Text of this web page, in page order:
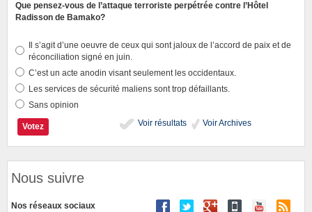
Que pensez-vous de l’attaque terroriste perpétrée contre l’Hôtel
Radisson de Bamako?
Il s’agit d’une oeuvre de ceux qui sont jaloux de l’accord de paix et de
réconciliation signé en juin.
C’est un acte anodin visant seulement les occidentaux.
Les services de sécurité maliens sont trop défaillants.
Sans opinion
Voir résultats
Voir Archives
Nous suivre
Nos réseaux sociaux